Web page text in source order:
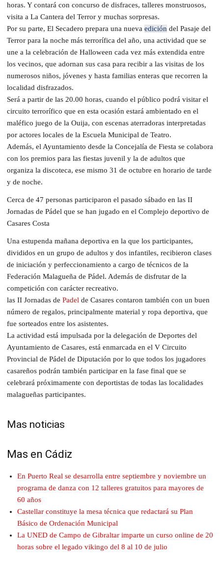
horas. Y contará con concurso de disfraces, talleres monstruosos,
visita a La Cantera del Terror y muchas sorpresas.
Por su parte, El Secadero prepara una nueva edición del Pasaje del
Terror para la noche más terrorífica del año, una actividad que se
une a la celebración de Halloween cada vez más extendida entre
los vecinos, que adornan sus casa para recibir a las visitas de los
numerosos niños, jóvenes y hasta familias enteras que recorren la
localidad disfrazados.
Será a partir de las 20.00 horas, cuando el público podrá visitar el
circuito terrorífico que en esta ocasión estará ambientado en el
maléfico juego de la Ouija, con escenas aterradoras interpretadas
por actores locales de la Escuela Municipal de Teatro.
Además, el Ayuntamiento desde la Concejalía de Fiesta se colabora
con los premios para las fiestas juvenil y la de adultos que
organiza la discoteca, ese mismo 31 de octubre en horario de tarde
y de noche.
Cerca de 47 personas participaron el pasado sábado en las II
Jornadas de Pádel que se han jugado en el Complejo deportivo de
Casares Costa
Una estupenda mañana deportiva en la que los participantes,
divididos en un grupo de adultos y dos infantiles, recibieron clases
de iniciación y perfeccionamiento a cargo de técnicos de la
Federación Malagueña de Pádel. Además de disfrutar de la
competición con carácter recreativo.
las II Jornadas de Padel de Casares contaron también con un buen
número de regalos, principalmente material y ropa deportiva, que
fue sorteados entre los asistentes.
La actividad está impulsada por la delegación de Deportes del
Ayuntamiento de Casares, está enmarcada en el V Circuito
Provincial de Pádel de Diputación por lo que todos los jugadores
casareños podrán también participar en la fase final que se
celebrará próximamente con deportistas de todas las localidades
malagueñas participantes.
Mas noticias
Mas en Cádiz
En Puerto Real se desarrolla entre septiembre y noviembre un
programa de danza con 12 talleres gratuitos para mayores de
60 años
Castellar constituye la mesa técnica que redactará su Plan
Básico de Ordenación Municipal
La UNED de Campo de Gibraltar imparte un curso online de 20
horas sobre el legado vikingo del 8 al 10 de julio